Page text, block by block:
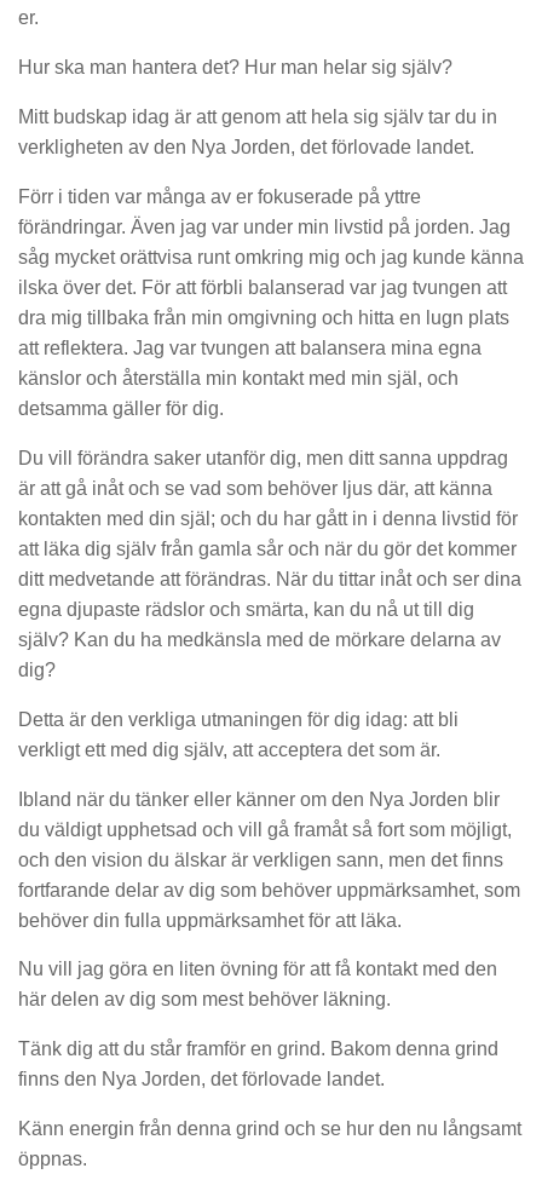
er.
Hur ska man hantera det? Hur man helar sig själv?
Mitt budskap idag är att genom att hela sig själv tar du in
verkligheten av den Nya Jorden, det förlovade landet.
Förr i tiden var många av er fokuserade på yttre
förändringar. Även jag var under min livstid på jorden. Jag
såg mycket orättvisa runt omkring mig och jag kunde känna
ilska över det. För att förbli balanserad var jag tvungen att
dra mig tillbaka från min omgivning och hitta en lugn plats
att reflektera. Jag var tvungen att balansera mina egna
känslor och återställa min kontakt med min själ, och
detsamma gäller för dig.
Du vill förändra saker utanför dig, men ditt sanna uppdrag
är att gå inåt och se vad som behöver ljus där, att känna
kontakten med din själ; och du har gått in i denna livstid för
att läka dig själv från gamla sår och när du gör det kommer
ditt medvetande att förändras. När du tittar inåt och ser dina
egna djupaste rädslor och smärta, kan du nå ut till dig
själv? Kan du ha medkänsla med de mörkare delarna av
dig?
Detta är den verkliga utmaningen för dig idag: att bli
verkligt ett med dig själv, att acceptera det som är.
Ibland när du tänker eller känner om den Nya Jorden blir
du väldigt upphetsad och vill gå framåt så fort som möjligt,
och den vision du älskar är verkligen sann, men det finns
fortfarande delar av dig som behöver uppmärksamhet, som
behöver din fulla uppmärksamhet för att läka.
Nu vill jag göra en liten övning för att få kontakt med den
här delen av dig som mest behöver läkning.
Tänk dig att du står framför en grind. Bakom denna grind
finns den Nya Jorden, det förlovade landet.
Känn energin från denna grind och se hur den nu långsamt
öppnas.